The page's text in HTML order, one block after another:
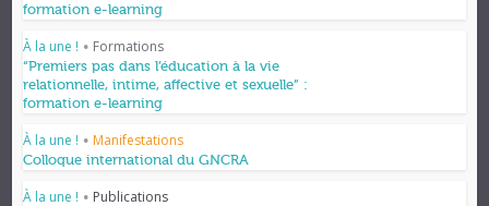
formation e-learning
À la une ! • Formations
“Premiers pas dans l’éducation à la vie
relationnelle, intime, affective et sexuelle” :
formation e-learning
À la une ! • Manifestations
Colloque international du GNCRA
À la une ! • Publications